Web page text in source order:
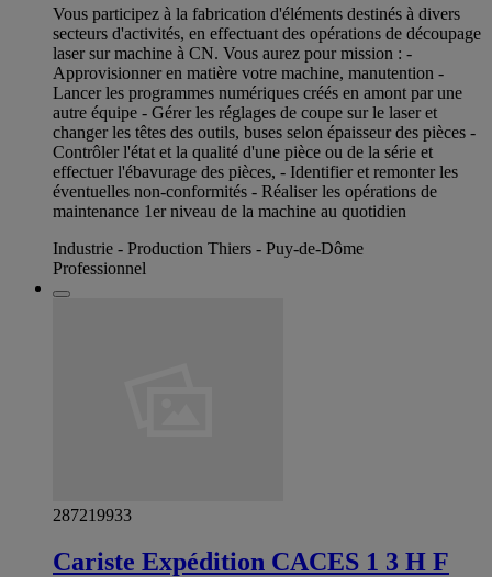
Vous participez à la fabrication d'éléments destinés à divers
secteurs d'activités, en effectuant des opérations de découpage
laser sur machine à CN. Vous aurez pour mission : -
Approvisionner en matière votre machine, manutention -
Lancer les programmes numériques créés en amont par une
autre équipe - Gérer les réglages de coupe sur le laser et
changer les têtes des outils, buses selon épaisseur des pièces -
Contrôler l'état et la qualité d'une pièce ou de la série et
effectuer l'ébavurage des pièces, - Identifier et remonter les
éventuelles non-conformités - Réaliser les opérations de
maintenance 1er niveau de la machine au quotidien
Industrie - Production Thiers - Puy-de-Dôme
Professionnel
287219933
Cariste Expédition CACES 1 3 H F